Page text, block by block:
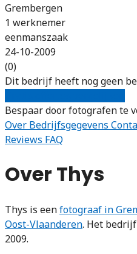
Grembergen
1 werknemer
eenmanszaak
24-10-2009
(0)
Dit bedrijf heeft nog geen
Bespaar door fotografen te
Over Bedrijfsgegevens
Reviews FAQ
Over Thys
Thys is eenfotograaf in
Oost-Vlaanderen. Het
2009.